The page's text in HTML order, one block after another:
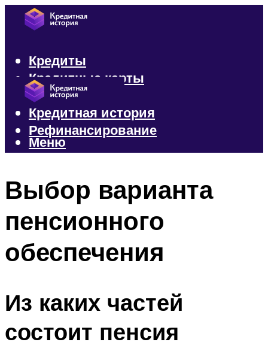
Кредиты
Кредитные карты
Микрозаймы
Кредитная история
Рефинансирование
Меню
Выбор варианта
пенсионного
обеспечения
Из каких частей
состоит пенсия